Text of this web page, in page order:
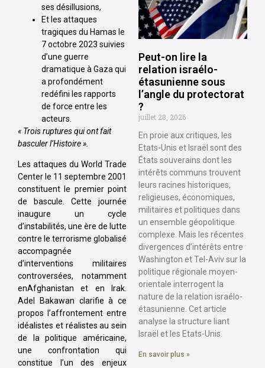
ses désillusions,
Et les attaques
tragiques du Hamas le
7 octobre 2023 suivies
d’une guerre
dramatique à Gaza qui
a profondément
redéfini les rapports
de force entre les
acteurs.
« Trois ruptures qui ont fait
basculer l’Histoire ».
Les attaques du World Trade
Center le 11 septembre 2001
constituent le premier point
de bascule. Cette journée
inaugure un cycle
d’instabilités, une ère de lutte
contre le terrorisme globalisé
accompagnée
d’interventions militaires
controversées, notamment
enAfghanistan et en lrak.
Adel Bakawan clarifie à ce
propos l’affrontement entre
idéalistes et réalistes au sein
de la politique américaine,
une confrontation qui
constitue l’un des enjeux
Peut-on lire la
relation israélo-
étasunienne sous
l’angle du protectorat
?
juillet 28, 2026
En proie aux critiques, les
Etats-Unis et Israël sont des
États souverains dont les
intérêts communs trouvent
leurs racines historiques,
religieuses, économiques,
militaires et politiques dans
un ensemble géopolitique
complexe. Mais les récentes
divergences d’intérêts entre
Washington et Tel-Aviv sur la
politique régionale moyen-
orientale interrogent la
nature de la relation israélo-
étasunienne. Cet article
analyse la structure liant
Israël et les Etats-Unis.
En savoir plus »